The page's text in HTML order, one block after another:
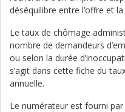
déséquilibre entre l’offre et
Le taux de chômage
nombre de demandeurs
ou selon la durée
s’agit dans cette fiche du
annuelle.
Le numérateur est fourni